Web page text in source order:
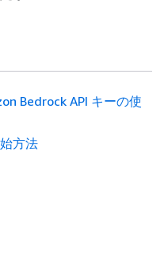
Bedrock API キーの使
方法